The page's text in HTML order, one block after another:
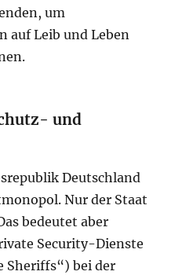
um
auf Leib und Leben
und
Deutschland
Nur der Staat
bedeutet aber
Security-Dienste
Sheriffs“) bei der